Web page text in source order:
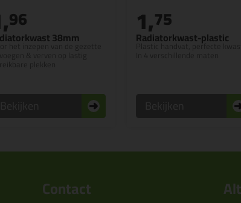
38mm
het inzepen van de gezette
96
Radiatorkwast-plastic
Plastic handvat, perfecte kwast!
1,75
Contact